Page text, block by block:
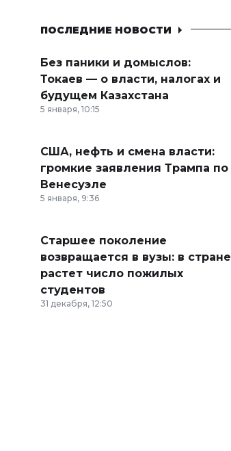
ПОСЛЕДНИЕ НОВОСТИ
Без паники и домыслов:
Токаев — о власти, налогах и
будущем Казахстана
5 января, 10:15
США, нефть и смена власти:
громкие заявления Трампа по
Венесуэле
5 января, 9:36
Старшее поколение
возвращается в вузы: в стране
растет число пожилых
студентов
31 декабря, 12:50